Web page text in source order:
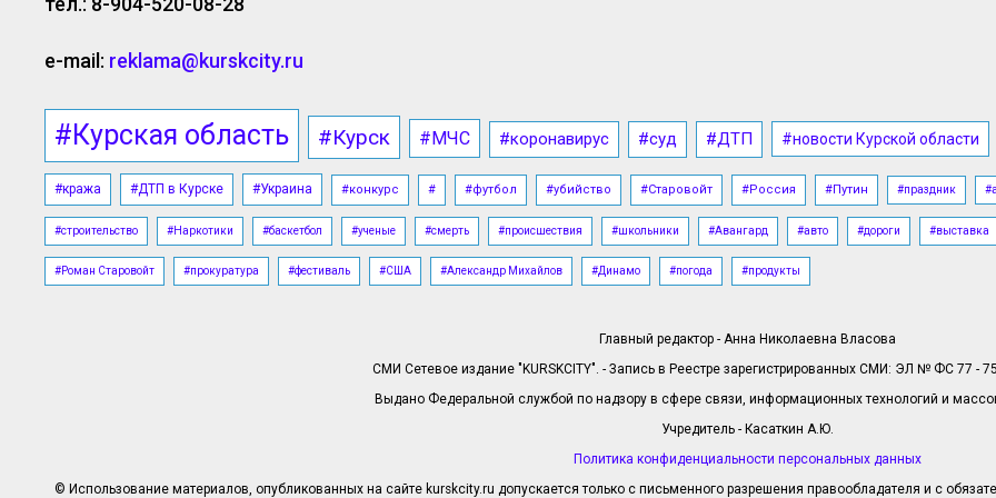
e-mail: reklama@kurskcity.ru
#Курская область #Курск #МЧС #коронавирус #суд #ДТП #новости Курской области
#кража #ДТП в Курске #Украина #конкурс # #футбол #убийство #Старовойт #Россия #Путин #праздник
#строительство #Наркотики #баскетбол #ученые #смерть #происшествия #школьники #Авангард #авто #дороги #выставка
#Роман Старовойт #прокуратура #фестиваль #США #Александр Михайлов #Динамо #погода #продукты
Главный редактор - Анна Николаевна Власова
СМИ Сетевое издание "KURSKCITY". - Запись в Реестре зарегистрированных СМИ: ЭЛ № ФС 77 -
Выдано Федеральной службой по надзору в сфере связи, информационных технологий и
Учредитель - Касаткин А.Ю.
Политика конфиденциальности персональных данных
© Использование материалов, опубликованных на сайте kurskcity.ru допускается только с письменного разрешения правообладателя и с